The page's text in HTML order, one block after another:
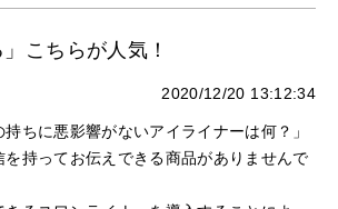
こちらが人気！
2020/12/20 13:12:34
ちに悪影響がないアイライナーは何？」
を持ってお伝えできる商品がありませんで